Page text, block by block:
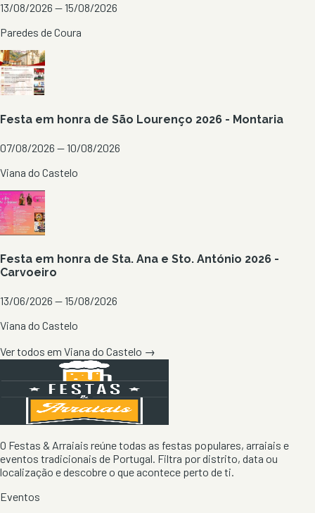
13/08/2026 — 15/08/2026
Paredes de Coura
Festa em honra de São Lourenço 2026 - Montaria
07/08/2026 — 10/08/2026
Viana do Castelo
Festa em honra de Sta. Ana e Sto. António 2026 -
Carvoeiro
13/06/2026 — 15/08/2026
Viana do Castelo
Ver todos em Viana do Castelo →
O Festas & Arraiais reúne todas as festas populares, arraiais e
eventos tradicionais de Portugal. Filtra por distrito, data ou
localização e descobre o que acontece perto de ti.
Eventos